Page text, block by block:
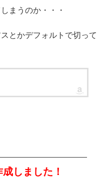
まうのか・・・
とかデフォルトで切って
しました！